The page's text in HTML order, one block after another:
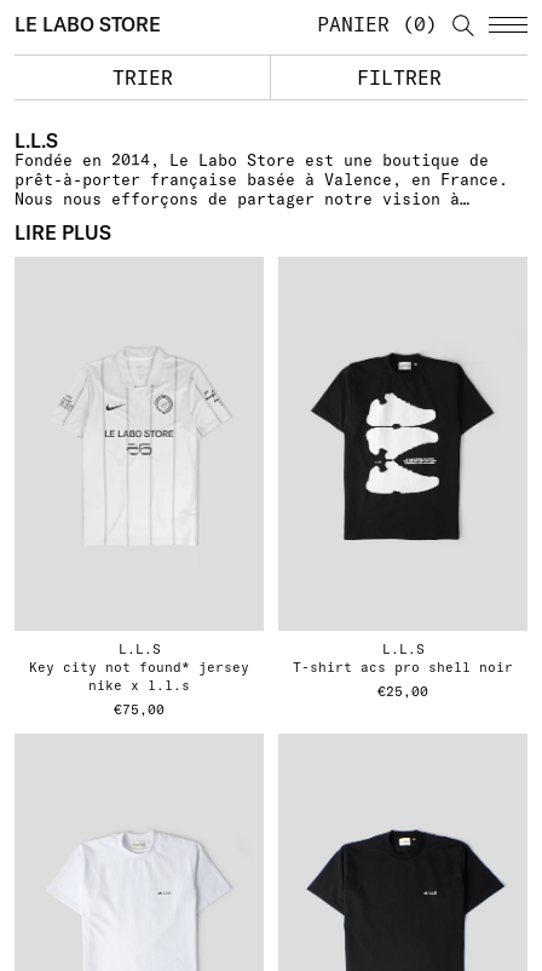
LE LABO STORE PANIER 0
TRIER FILTRER
L.L.S
Fondée en 2014, Le Labo Store est une boutique de
prêt-à-porter française basée à Valence, en France.
Nous nous efforçons de partager notre vision à
fashion, Streetwear et Outerwear.
LIRE PLUS
L.L.S
key city not found* jersey
nike x l.l.s
€75,00
L.L.S
t-shirt acs pro shell noir
€25,00